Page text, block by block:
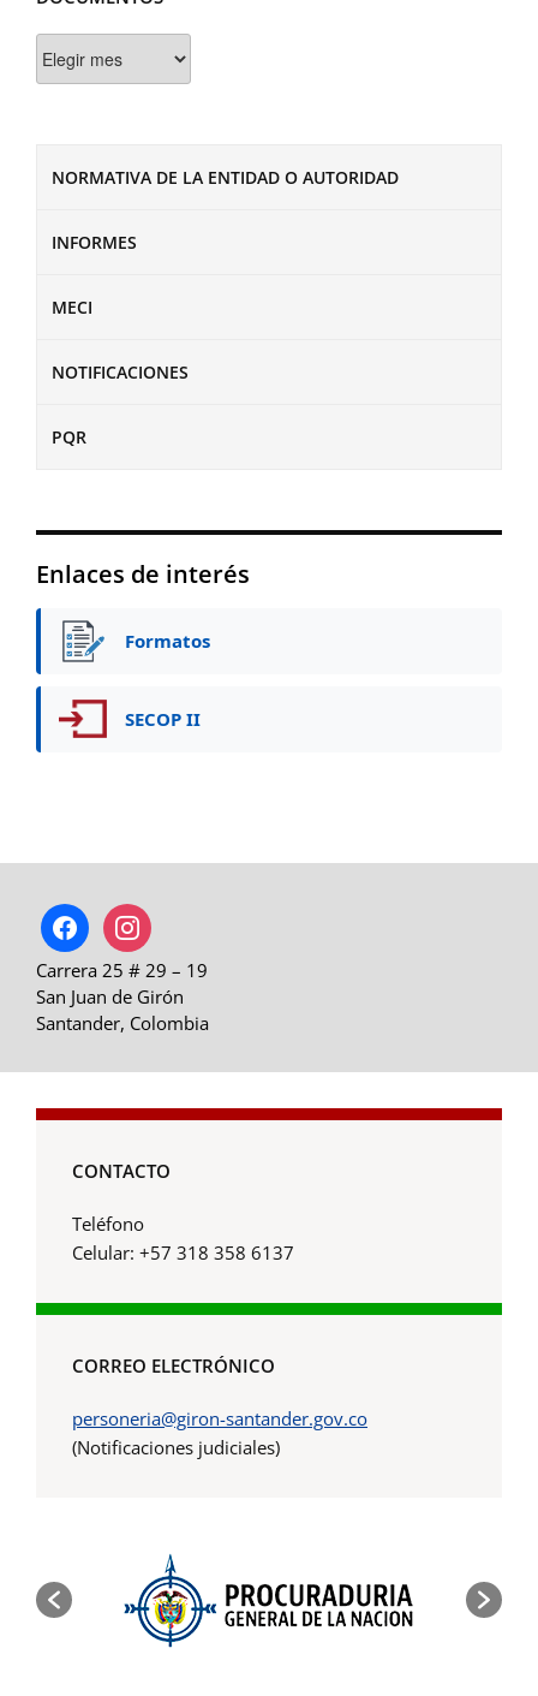
NORMATIVA DE LA ENTIDAD O AUTORIDAD
INFORMES
MECI
NOTIFICACIONES
PQR
Enlaces de interés
Formatos
SECOP II
facebookinstagram
Carrera 25 # 29 – 19
San Juan de Girón
Santander, Colombia
CONTACTO
Teléfono
Celular: +57 318 358 6137
CORREO ELECTRÓNICO
personeria@giron-santander.gov.co
(Notificaciones judiciales)